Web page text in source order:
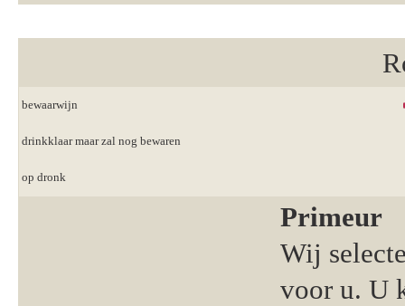
bewaarwijn
drinkklaar maar zal nog bewaren
op dronk
Primeur
Wij
voor u. U